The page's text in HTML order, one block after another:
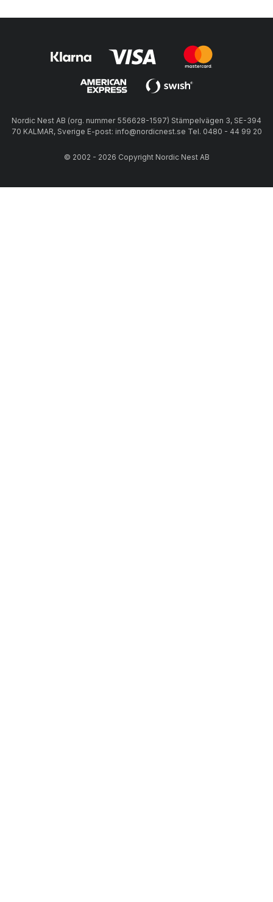
Nordic Nest AB (org. nummer 556628-1597) Stämpelvägen 3, SE-394
70 KALMAR, Sverige E-post: info@nordicnest.se Tel. 0480 - 44 99 20
© 2002 - 2026 Copyright Nordic Nest AB